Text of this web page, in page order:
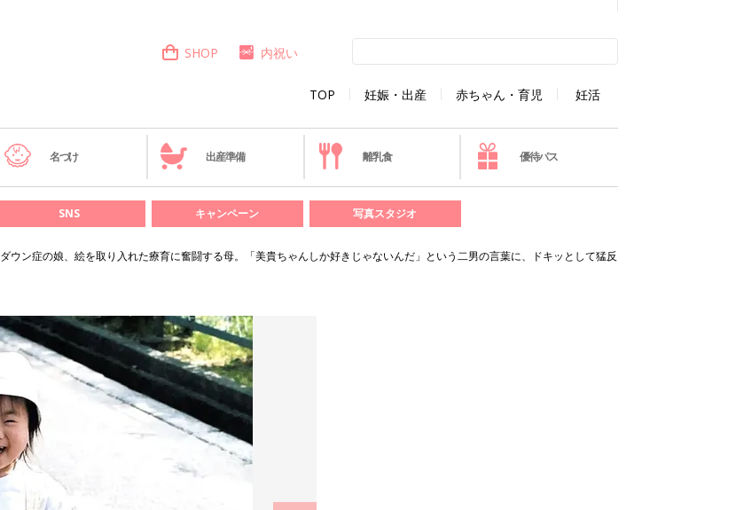
TOP 妊娠・出産 赤ちゃん・育児 妊活
SHOP 内祝い
名づけ 出産準備 離乳食 優待パス
SNS キャンペーン 写真スタジオ
ダウン症の娘、絵を取り入れた療育に奮闘する母。「美貴ちゃんしか好きじゃないんだ」という二男の言葉に、ドキッとして猛反